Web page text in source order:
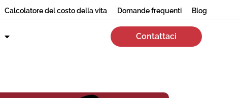
Calcolatore del costo della vita Domande frequenti Blog
Contattaci